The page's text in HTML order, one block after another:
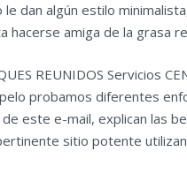
dan algún estilo
amiga de la grasa
REUNIDOS Servicios
probamos diferentes
este e-mail, explican las
sitio potente